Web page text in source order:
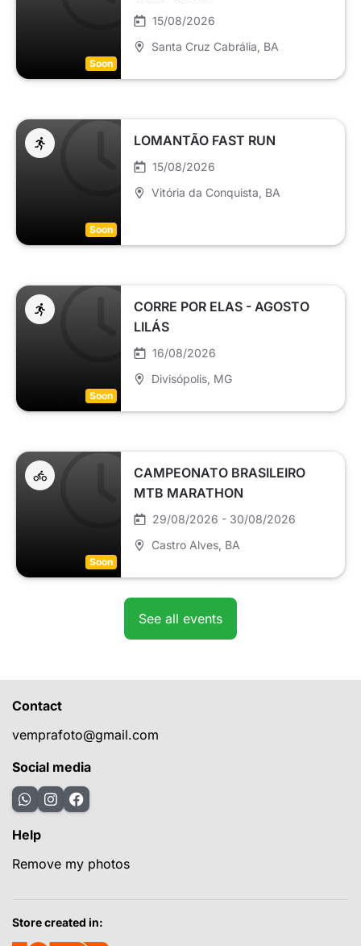
Soon
15/08/2026
Santa Cruz Cabrália , BA
Soon
LOMANTÃO FAST RUN
15/08/2026
Vitória da Conquista , BA
Soon
CORRE POR ELAS - AGOSTO
LILÁS
16/08/2026
Divisópolis , MG
Soon
CAMPEONATO BRASILEIRO
MTB MARATHON
29/08/2026 - 30/08/2026
Castro Alves , BA
See all events
Contact
vemprafoto@gmail.com
Social media
Help
Remove my photos
Store created in: